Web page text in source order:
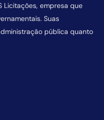
Licitações, empresa que
Suas
pública quanto